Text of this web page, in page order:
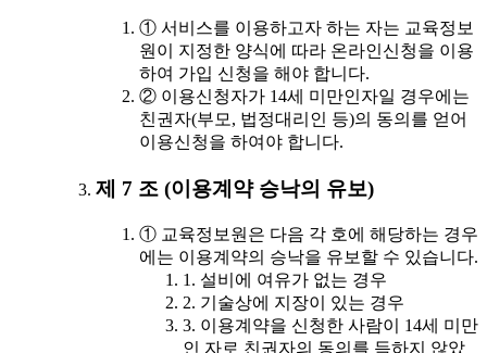
① 서비스를 이용하고자 하는 자는 교육정보
원이 지정한 양식에 따라 온라인신청을 이용
하여 가입 신청을 해야 합니다.
② 이용신청자가 14세 미만인자일 경우에는
친권자(부모, 법정대리인 등)의 동의를 얻어
이용신청을 하여야 합니다.
제 7 조 (이용계약 승낙의 유보)
① 교육정보원은 다음 각 호에 해당하는 경우
에는 이용계약의 승낙을 유보할 수 있습니다.
1. 설비에 여유가 없는 경우
2. 기술상에 지장이 있는 경우
3. 이용계약을 신청한 사람이 14세 미만
인 자로 친권자의 동의를 득하지 않았